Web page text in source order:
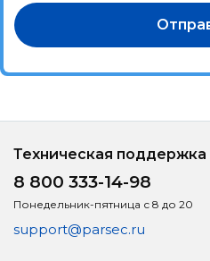
Техническая поддержка
8 800 333-14-98
Понедельник-пятница с 8 до 20
support@parsec.ru